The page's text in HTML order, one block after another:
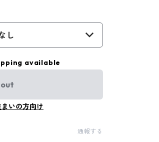
し
available
いの方向け
通報する